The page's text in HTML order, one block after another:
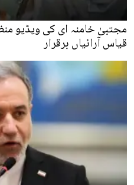
مجتبیٰ خامنہ ای کی ویڈیو
قیاس آرائیاں برقرار